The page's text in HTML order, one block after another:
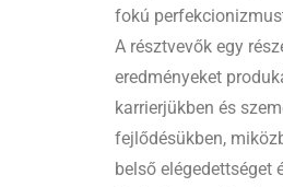
fokú
A résztvevők egy
eredményeket
karrierjükben és
fejlődésükben,
belső elégedettséget